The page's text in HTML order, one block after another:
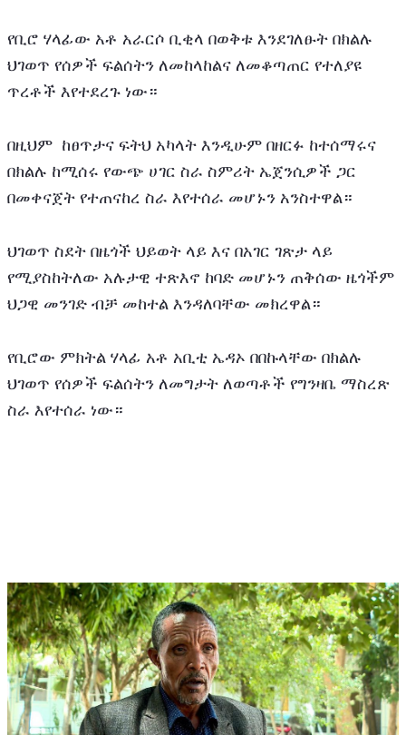
የቢሮ ሃላፊው አቶ አራርሶ ቢቂላ በወቅቱ እንደገለፁት በክልሉ
ህገወጥ የሰዎች ፍልሰትን ለመከላከልና ለመቆጣጠር የተለያዩ
ጥረቶች እየተደረጉ ነው።
በዚህም  ከፀጥታና ፍትህ አካላት እንዲሁም በዘርፉ ከተሰማሩና
በክልሉ ከሚሰሩ የውጭ ሀገር ስራ ስምሪት ኤጀንሲዎች ጋር
በመቀናጀት የተጠናከረ ስራ እየተሰራ መሆኑን አንስተዋል።
ህገወጥ ስደት በዜጎች ህይወት ላይ እና በአገር ገጽታ ላይ
የሚያስከትለው አሉታዊ ተጽእኖ ከባድ መሆኑን ጠቅሰው ዜጎችም
ህጋዊ መንገድ ብቻ መከተል እንዳለባቸው መክረዋል።
የቢሮው ምክትል ሃላፊ አቶ አቢቲ ኤዳኦ በበኩላቸው በክልሉ
ህገወጥ የሰዎች ፍልሰትን ለመግታት ለወጣቶች የግንዛቤ ማስረጽ
ስራ እየተሰራ ነው።